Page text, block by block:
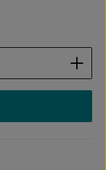
la cantidad